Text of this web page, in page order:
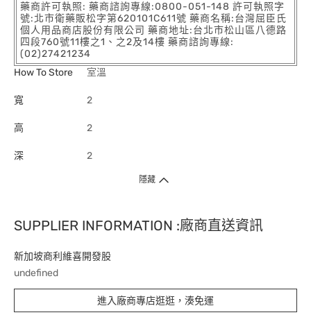
藥商許可執照: 藥商諮詢專線:0800-051-148 許可執照字
號:北市衛藥販松字第620101C611號 藥商名稱:台灣屈臣氏
個人用品商店股份有限公司 藥商地址:台北市松山區八德路
四段760號11樓之1、之2及14樓 藥商諮詢專線:
(02)27421234
How To Store
室溫
寬 2
高 2
深 2
隱藏
SUPPLIER INFORMATION :廠商直送資訊
新加坡商利維喜開發股
undefined
進入廠商專店逛逛，湊免運